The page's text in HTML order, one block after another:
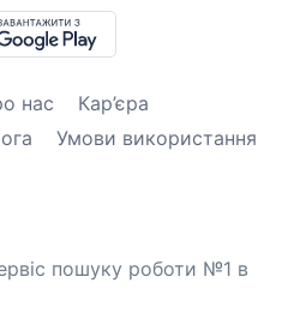
нас
Кар’єра
Умови використання
пошуку роботи №1 в